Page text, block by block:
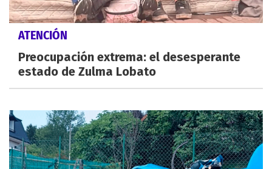
ATENCIÓN
Preocupación extrema: el desesperante
estado de Zulma Lobato